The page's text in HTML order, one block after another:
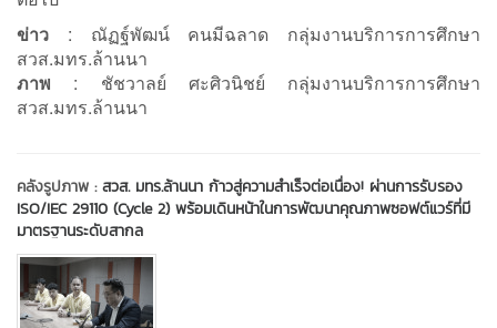
ข่าว : ณัฏฐ์พัฒน์ คนมีฉลาด กลุ่มงานบริการการศึกษา
สวส.มทร.ล้านนา
ภาพ : ชัชวาลย์ ศะศิวนิชย์ กลุ่มงานบริการการศึกษา
สวส.มทร.ล้านนา
คลังรูปภาพ :สวส. มทร.ล้านนา ก้าวสู่ความสำเร็จต่อเนื่อง! ผ่านการรับรอง
ISO/IEC 29110 (Cycle 2) พร้อมเดินหน้าในการพัฒนาคุณภาพซอฟต์แวร์ที่มี
มาตรฐานระดับสากล